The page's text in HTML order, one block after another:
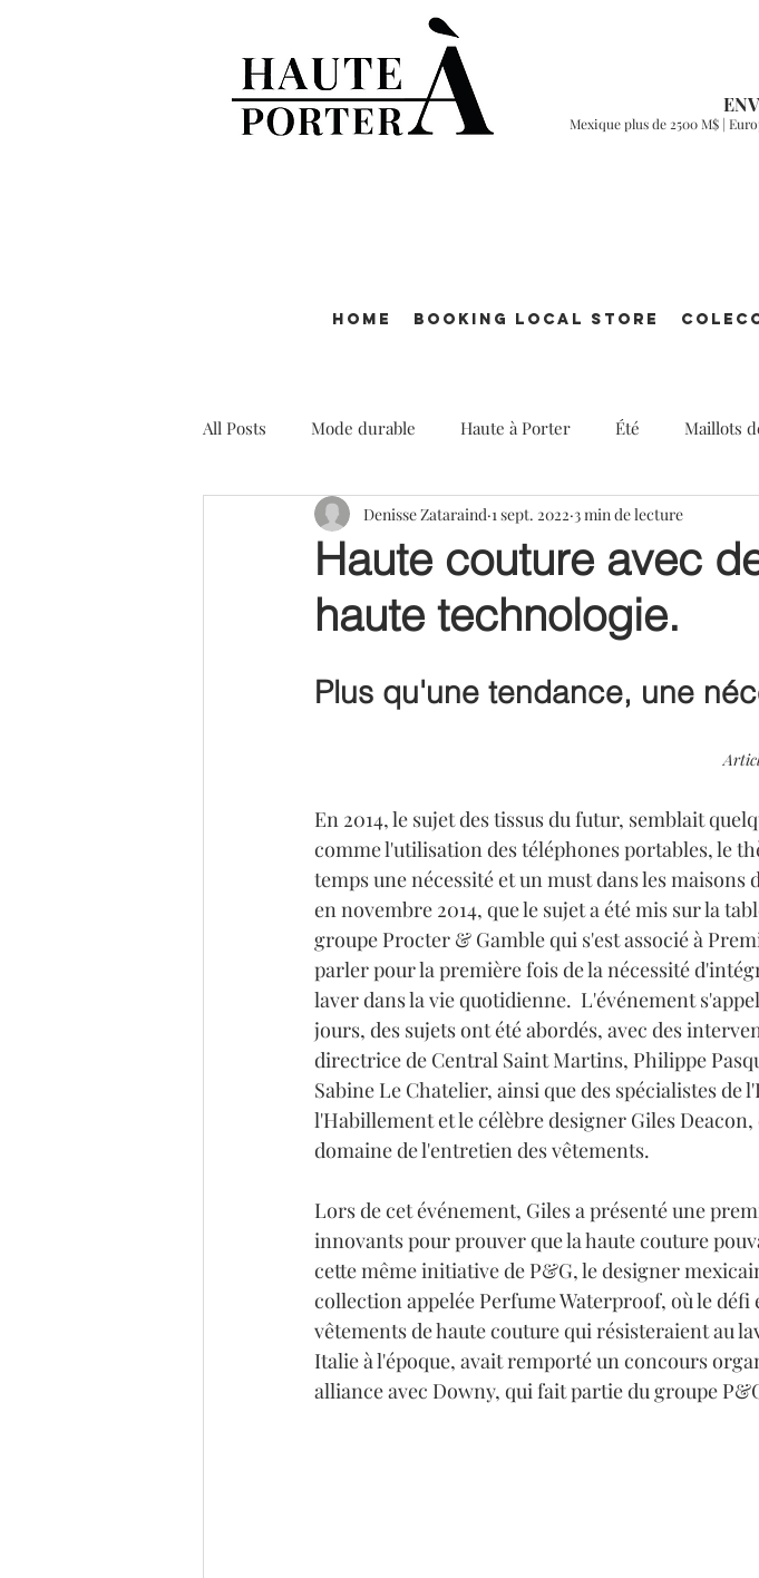
Mexique plus de 2500 M$ |
Home Booking Local Store
All Posts Mode durable Haute à Porter Été Maillots
Haute couture avec
haute technologie.
Denisse Zataraind 1 sept. 2022 3 min de lecture
Plus qu'une tendance, une
En 2014, le sujet des tissus du futur, semblait
comme l'utilisation des téléphones portables, le
temps une nécessité et un must dans les maisons
en novembre 2014, que le sujet a été mis sur la
groupe Procter & Gamble qui s'est associé à
parler pour la première fois de la nécessité
laver dans la vie quotidienne.  L'événement
jours, des sujets ont été abordés, avec des
directrice de Central Saint Martins, Philippe
Sabine Le Chatelier, ainsi que des spécialistes de
l'Habillement et le célèbre designer Giles
domaine de l'entretien des vêtements.
Lors de cet événement, Giles a présenté une
innovants pour prouver que la haute couture
cette même initiative de P&G, le designer
collection appelée Perfume Waterproof, où le défi
vêtements de haute couture qui résisteraient au
Italie à l'époque, avait remporté un concours
alliance avec Downy, qui fait partie du groupe